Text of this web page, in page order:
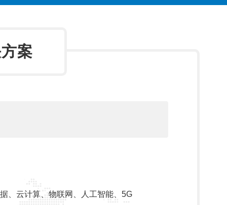
案
、云计算、物联网、人工智能、5G